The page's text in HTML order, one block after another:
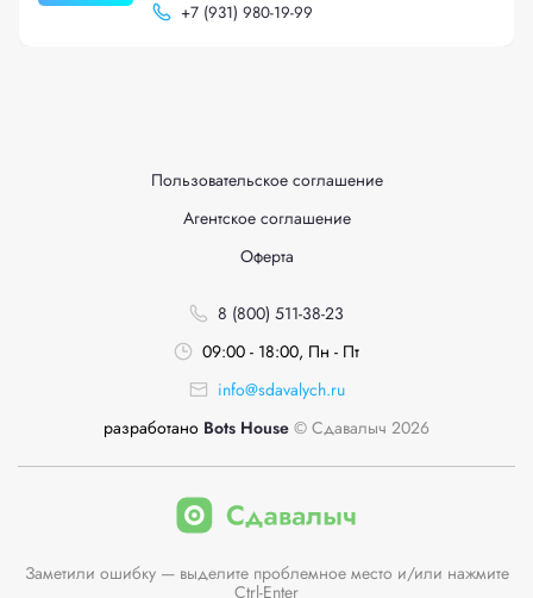
+7 (931) 980-19-99
Пользовательское соглашение
Агентское соглашение
Оферта
8 (800) 511-38-23
09:00 - 18:00, Пн - Пт
info@sdavalych.ru
разработано Bots House © Сдавалыч 2026
Заметили ошибку — выделите проблемное место и/или нажмите
Ctrl-Enter